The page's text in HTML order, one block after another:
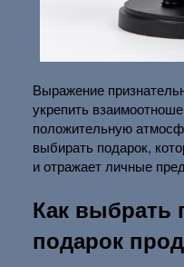
Выражение
укрепить
положительную
выбирать подарок,
и отражает личные
Как выбрать
подарок